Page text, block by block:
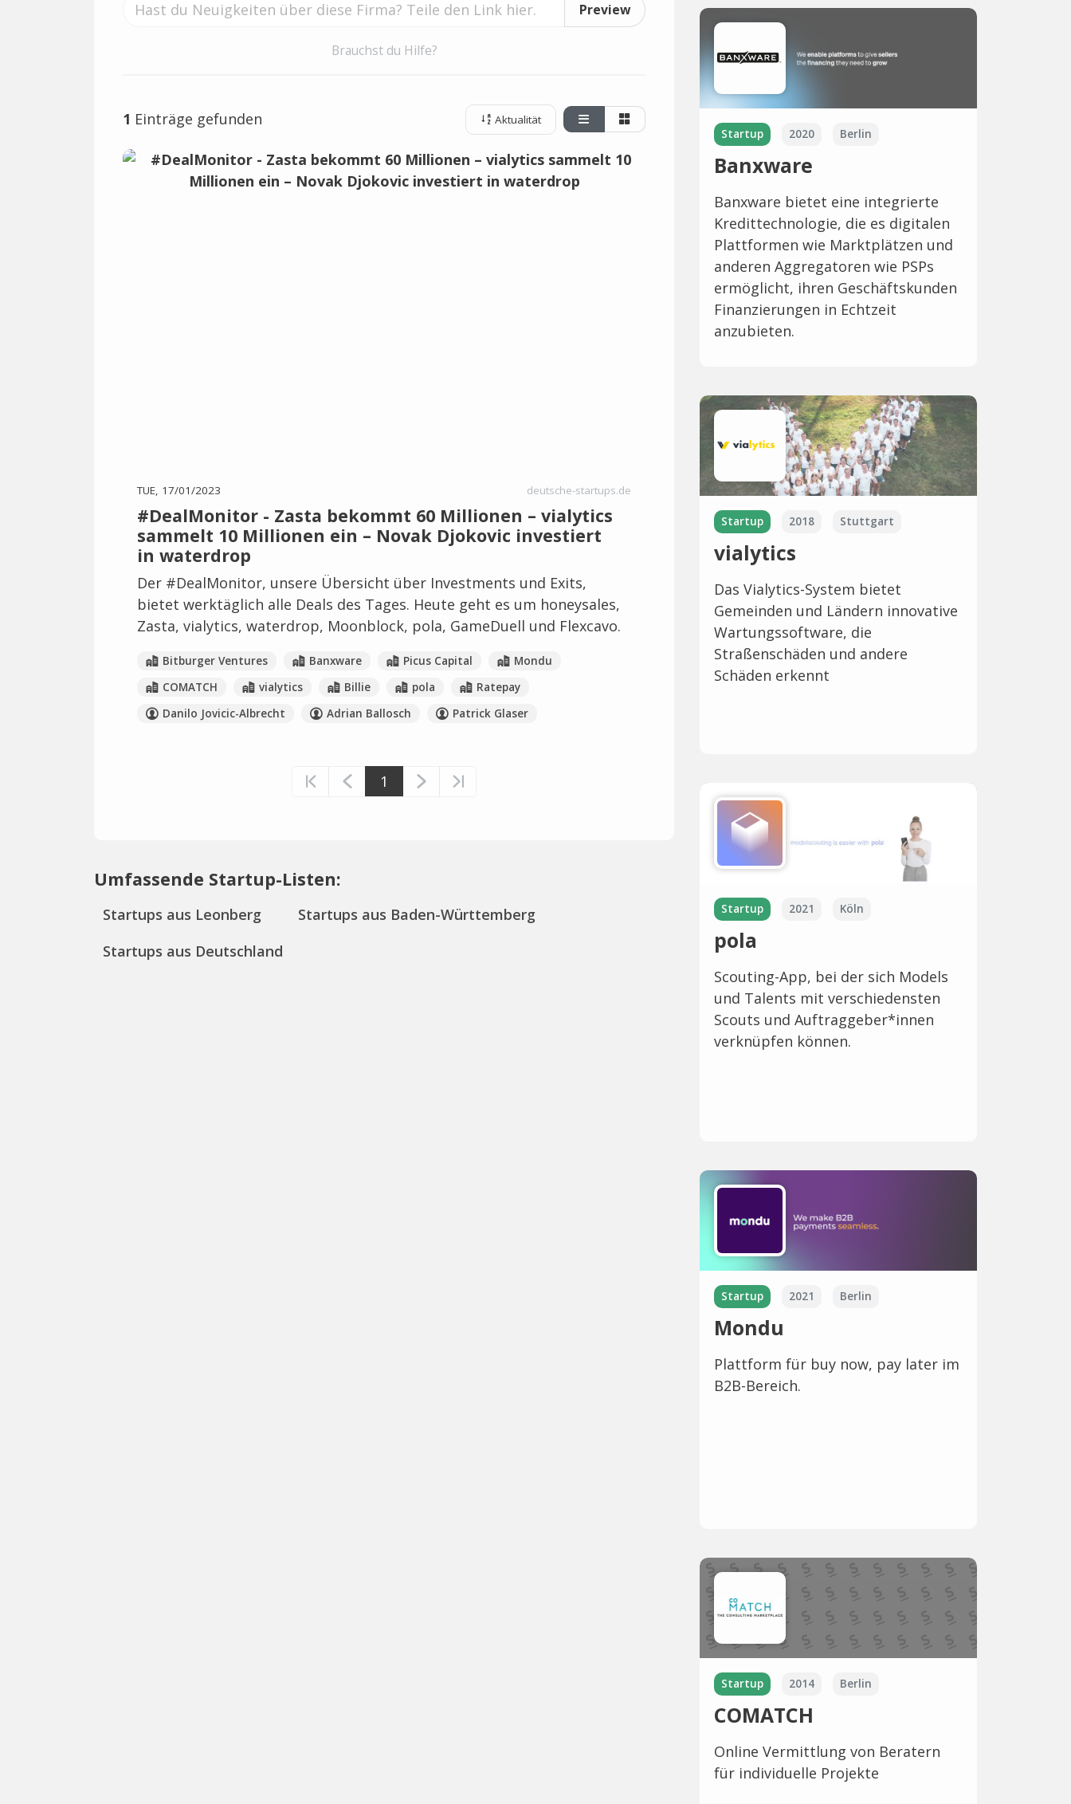
Preview
Brauchst du Hilfe?
1 Einträge gefunden Aktualität
TUE, 17/01/2023 deutsche-startups.de
#DealMonitor - Zasta bekommt 60 Millionen – vialytics
sammelt 10 Millionen ein – Novak Djokovic investiert
in waterdrop
Der #DealMonitor, unsere Übersicht über Investments und Exits,
bietet werktäglich alle Deals des Tages. Heute geht es um honeysales,
Zasta, vialytics, waterdrop, Moonblock, pola, GameDuell und Flexcavo.
Bitburger Ventures Banxware Picus Capital
Mondu
COMATCH
vialytics Billie pola
Ratepay
Danilo Jovicic-Albrecht
Adrian Ballosch Patrick Glaser
1
Umfassende Startup-Listen:
Startups aus Leonberg
Startups aus Baden-Württemberg
Startups aus Deutschland
Startup 2020 Berlin
Banxware
Banxware bietet eine integrierte
Kredittechnologie, die es digitalen
Plattformen wie Marktplätzen und
anderen Aggregatoren wie PSPs
ermöglicht, ihren Geschäftskunden
Finanzierungen in Echtzeit
anzubieten.
Startup 2018 Stuttgart
vialytics
Das Vialytics-System bietet
Gemeinden und Ländern innovative
Wartungssoftware, die
Straßenschäden und andere
Schäden erkennt
Startup 2021 Köln
pola
Scouting-App, bei der sich Models
und Talents mit verschiedensten
Scouts und Auftraggeber*innen
verknüpfen können.
Startup 2021 Berlin
Mondu
Plattform für buy now, pay later im
B2B-Bereich.
Startup 2014 Berlin
COMATCH
Online Vermittlung von Beratern
für individuelle Projekte